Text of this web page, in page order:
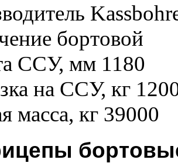
бортовой
ССУ, мм 1180
на ССУ, кг
масса, кг 39000